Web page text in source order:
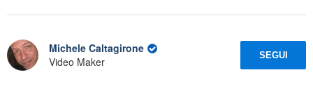
Michele Caltagirone
Video Maker
SEGUI